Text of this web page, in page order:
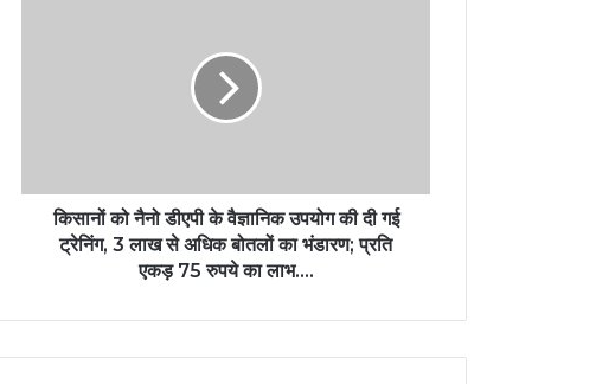
किसानों को नैनो डीएपी के वैज्ञानिक उपयोग की दी गई
ट्रेनिंग, 3 लाख से अधिक बोतलों का भंडारण; प्रति
एकड़ 75 रुपये का लाभ….